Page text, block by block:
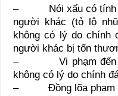
– Nói xấu có tính
người khác (tỏ lộ
không có lý do chính
người khác bị tổn
– Vi phạm đến lời
không có lý do chính
– Đồng lõa phạm